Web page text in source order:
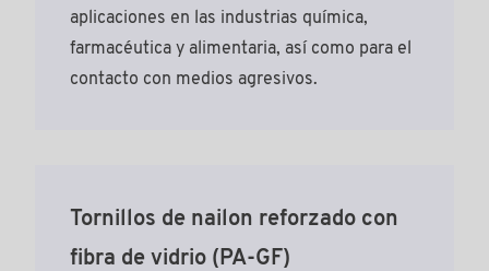
aplicaciones en las industrias química,
farmacéutica y alimentaria, así como para el
contacto con medios agresivos.
Tornillos de nailon reforzado con
fibra de vidrio (PA-GF)